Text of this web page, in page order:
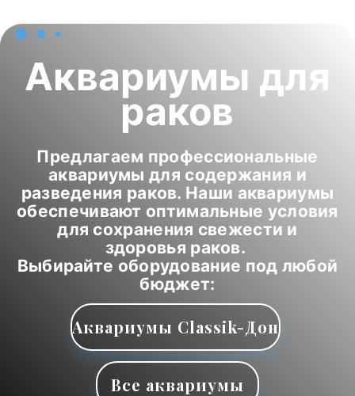
Аквариумы для
раков
Предлагаем профессиональные
аквариумы для содержания и
разведения раков. Наши аквариумы
обеспечивают оптимальные условия
для сохранения свежести и
здоровья раков.
Выбирайте оборудование под любой
бюджет:
Аквариумы Classik-Дон
Все аквариумы